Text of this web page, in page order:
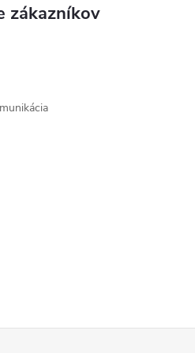
zákazníkov